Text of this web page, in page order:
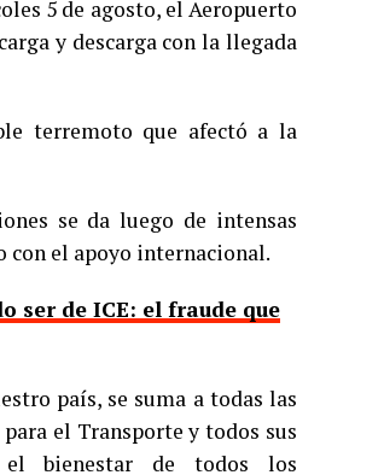
5 de agosto, el Aeropuerto
y descarga con la llegada
terremoto que afectó a la
se da luego de intensas
con el apoyo internacional.
ser de ICE: el fraude que
país, se suma a todas las
el Transporte y todos sus
el bienestar de todos los